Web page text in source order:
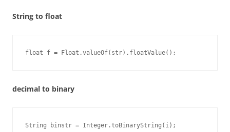
String to float
float f = Float.valueOf(str).floatValue();
decimal to binary
String binstr = Integer.toBinaryString(i);